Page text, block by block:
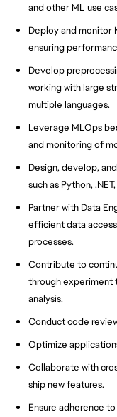
and other ML use
Deploy and monitor
ensuring
Develop
working with large
multiple languages.
Leverage MLOps
and monitoring of
Design, develop,
such as Python,
Partner with Data
efficient data
processes.
Contribute to
through experiment
analysis.
Conduct code
Optimize
Collaborate with
ship new features.
Ensure adherence